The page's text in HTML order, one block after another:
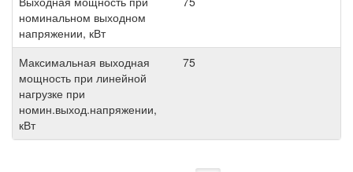
номинальном выходном
напряжении, кВт
Максимальная выходная
мощность при линейной
нагрузке при
номин.выход.напряжении,
кВт
75